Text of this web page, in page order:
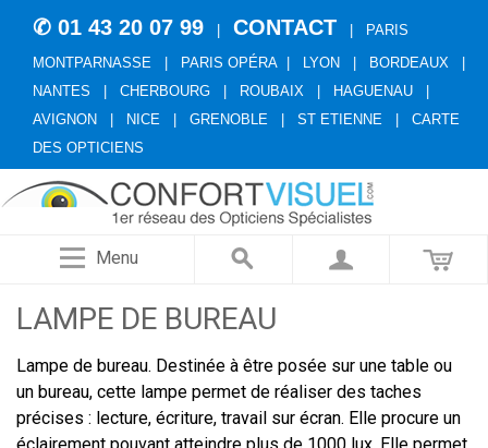
✆ 01 43 20 07 99 CONTACT
PARIS
MONTPARNASSE
PARIS OPÉRA LYON BORDEAUX
NANTES
CHERBOURG ROUBAIX HAGUENAU
AVIGNON
NICE GRENOBLE ST ETIENNE
CARTE
DES OPTICIENS
Menu
LAMPE DE BUREAU
Lampe de bureau. Destinée à être posée sur une table ou
un bureau, cette lampe permet de réaliser des taches
précises : lecture, écriture, travail sur écran. Elle procure un